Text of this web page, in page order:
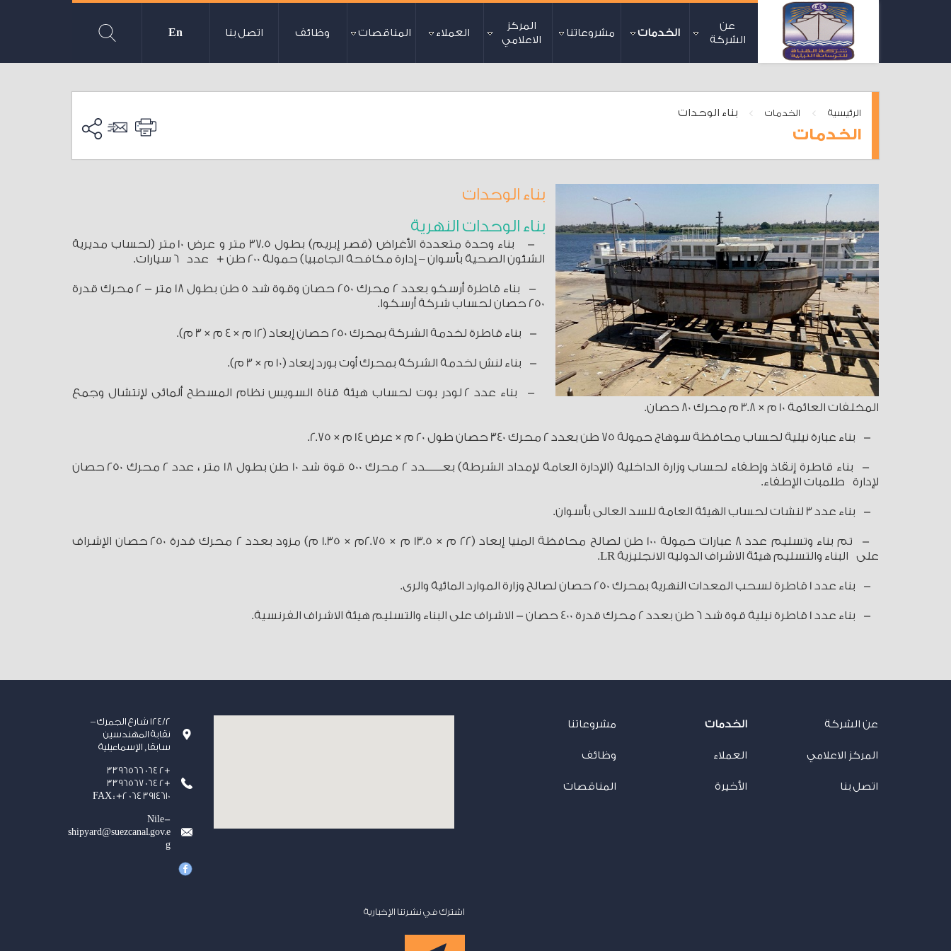
عن
الشركة
الخدمات مشروعاتنا
المركز
الاعلامي
العملاء المناقصات وظائف اتصل بنا En
الرئيسية > الخدمات > بناء الوحدات
الخدمات
بناء الوحدات
بناء الوحدات النهرية
- بناء وحدة متعددة الأغراض (قصر إبريم) بطول 37.5 متر و عرض 10 متر (لحساب مديرية
الشئون الصحية بأسوان – إدارة مكافحة الجامبيا) حمولة 200 طن + عدد 6 سيارات.
- بناء قاطرة أرسكو بعدد 2 محرك 250 حصان وقوة شد 5 طن بطول 18 متر - 2 محرك قدرة
250 حصان لحساب شركة أرسكوا.
- بناء قاطرة لخدمة الشركة بمحرك 250 حصان إبعاد (12 م × 4 م × 3 م).
- بناء لنش لخدمة الشركة بمحرك أوت بورد إبعاد (10 م × 3 م).
- بناء عدد 2 لودر بوت لحساب هيئة قناة السويس نظام المسطح ألمائى لإنتشال وجمع
المخلفات العائمة 10 م × 3.8 م محرك 80 حصان.
- بناء عبارة نيلية لحساب محافظة سوهاج حمولة 75 طن بعدد 2 محرك 340 حصان طول 20 م × عرض 14 م × 2.75.
- بناء قاطرة إنقاذ وإطفاء لحساب وزارة الداخلية (الإدارة العامة لإمداد الشرطة) بعــــــدد 2 محرك 500 قوة شد 10 طن بطول 18 متر ، عدد 2 محرك 250 حصان
لإدارة طلمبات الإطفاء.
- بناء عدد 3 لنشات لحساب الهيئة العامة للسد العالى بأسوان.
- تم بناء وتسليم عدد 8 عبارات حمولة 100 طن لصالح محافظة المنيا إبعاد (22 م × 13.5 م × 2.75م × 1.35 م) مزود بعدد 2 محرك قدرة 250 حصان الإشراف
على البناء والتسليم هيئة الاشراف الدوليه الانجليزية LR.
- بناء عدد 1 قاطرة لسحب المعدات النهرية بمحرك 250 حصان لصالح وزارة الموارد المائية والرى.
- بناء عدد 1 قاطرة نيلية قوة شد 6 طن بعدد 2 محرك قدرة 400 حصان - الاشراف على البناء والتسليم هيئة الاشراف الفرنسية.
عن الشركة الخدمات مشروعاتنا
المركز الاعلامي العملاء وظائف
اتصل بنا الأخيرة المناقصات
124/2 شارع الجمرك –
نقابة المهندسين
سابقا, الإسماعيلية
+2 064 3396566
+2 064 3396567
FAX : +2 064 3914610
Nile-
shipyard@suezcanal.gov.e
g
اشترك في نشرتنا الإخبارية